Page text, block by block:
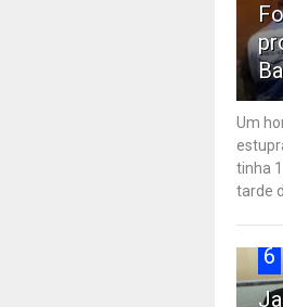
Um
tinha
tarde
6